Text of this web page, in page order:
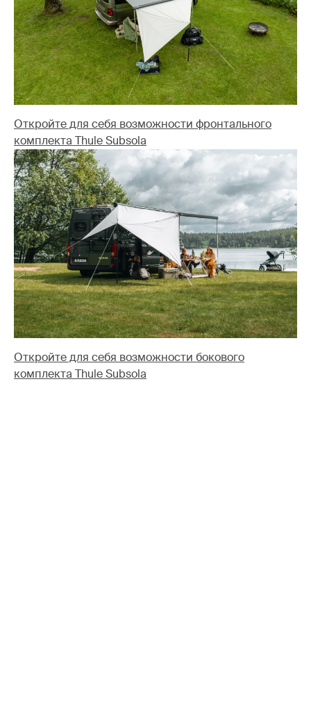
Откройте для себя возможности фронтального
комплекта Thule Subsola
Откройте для себя возможности бокового
комплекта Thule Subsola